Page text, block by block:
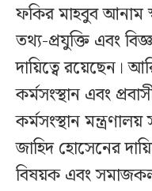
ফকির মাহবুব আনাম
তথ্য-প্রযুক্তি এবং
দায়িত্বে রয়েছেন।
কর্মসংস্থান এবং
কর্মসংস্থান
জাহিদ হোসেনের
বিষয়ক এবং